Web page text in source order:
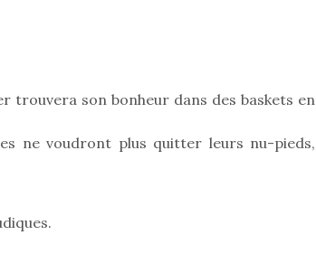
trouvera son bonheur dans des baskets en
ne voudront plus quitter leurs nu-pieds,